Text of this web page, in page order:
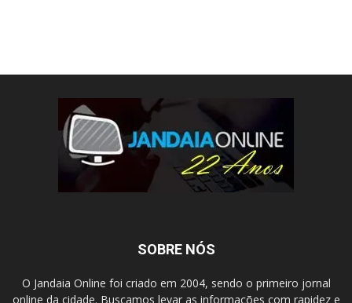
SOBRE NÓS
O Jandaia Online foi criado em 2004, sendo o primeiro jornal
online da cidade. Buscamos levar as informações com rapidez e